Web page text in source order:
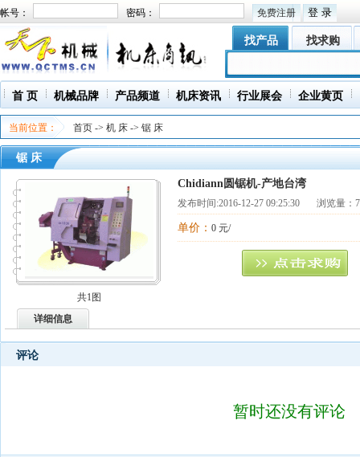
帐号： 密码： 免费注册
找产品 找求购
首 页 机械品牌 产品频道 机床资讯 行业展会 企业黄页
当前位置： 首页 -> 机 床 -> 锯 床
锯 床
共1图
Chidiann圆锯机-产地台湾
发布时间:2016-12-27 09:25:30 浏览量：
单价： 0 元/
详细信息
评论
暂时还没有评论